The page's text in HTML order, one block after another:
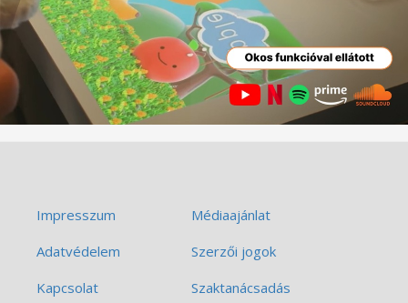
Impresszum
Médiaajánlat
Adatvédelem
Szerzői jogok
Kapcsolat
Szaktanácsadás